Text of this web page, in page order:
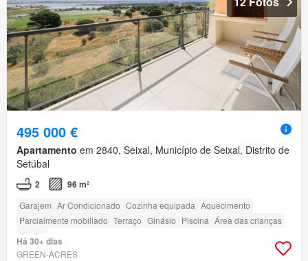
495 000 €
Apartamento em 2840, Seixal, Município de Seixal, Distrito de
Setúbal
2 96 m²
Garajem Ar Condicionado Cozinha equipada Aquecimento
Parcialmente mobiliado Terraço Ginásio Piscina Área das crianças
Jardim
Há 30+ dias
GREEN-ACRES